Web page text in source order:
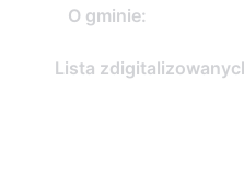
Lista
O gminie: